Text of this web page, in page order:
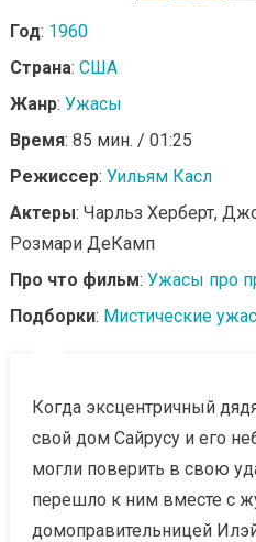
Год: 1960
Страна: США
Жанр: Ужасы
Время: 85 мин. / 01:25
Режиссер: Уильям Касл
Актеры: Чарльз Херберт,
Розмари ДеКамп
Про что фильм: Ужасы про
Подборки: Мистические
Когда эксцентричный
свой дом Сайрусу и его
могли поверить в свою
перешло к ним вместе с
домоправительницей